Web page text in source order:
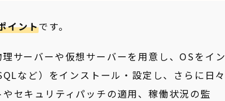
イントです。
サーバーや仮想サーバーを用意し、OSをイン
など）をインストール・設定し、さらに日々
セキュリティパッチの適用、稼働状況の監